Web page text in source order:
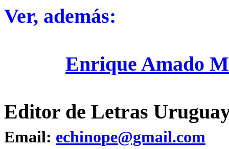
Ver, además:
Enrique Amado
Editor de Letras
Email: echinope@gmail.com